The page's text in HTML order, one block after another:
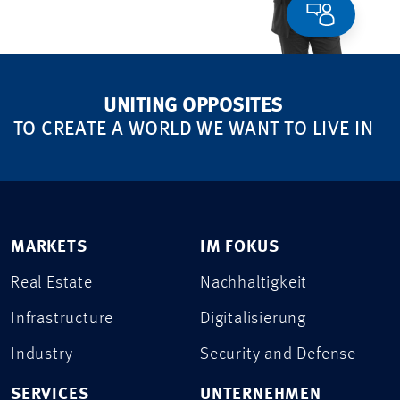
UNITING OPPOSITES
TO CREATE A WORLD WE WANT TO LIVE IN
MARKETS
Real Estate
Infrastructure
Industry
SERVICES
IM FOKUS
Nachhaltigkeit
Digitalisierung
Security and Defense
UNTERNEHMEN